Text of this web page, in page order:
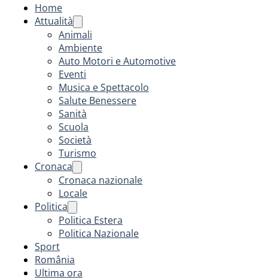
Home
Attualità
Animali
Ambiente
Auto Motori e Automotive
Eventi
Musica e Spettacolo
Salute Benessere
Sanità
Scuola
Società
Turismo
Cronaca
Cronaca nazionale
Locale
Politica
Politica Estera
Politica Nazionale
Sport
România
Ultima ora